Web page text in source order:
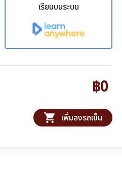
เรียนบนระบบ
฿0
shopping_cart เพิ่มลงรถเข็น